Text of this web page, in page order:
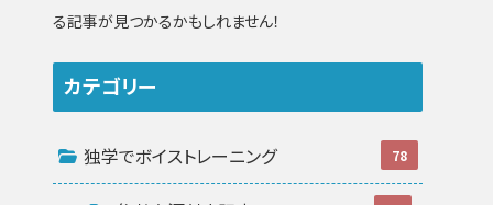
る記事が見つかるかもしれません！
カテゴリー
独学でボイストレーニング 78